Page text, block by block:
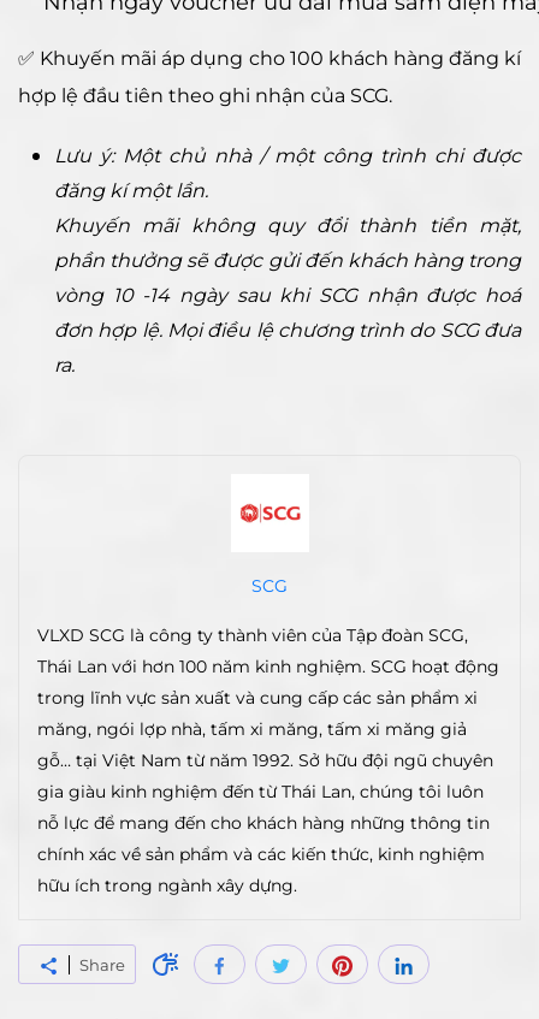
✅ Khuyến mãi áp dụng cho 100 khách hàng đăng kí
hợp lệ đầu tiên theo ghi nhận của SCG.
Lưu ý: Một chủ nhà / một công trình chi được
đăng kí một lần.
Khuyến mãi không quy đổi thành tiền mặt,
phần thưởng sẽ được gửi đến khách hàng trong
vòng 10 -14 ngày sau khi SCG nhận được hoá
đơn hợp lệ. Mọi điều lệ chương trình do SCG đưa
ra.
SCG
VLXD SCG là công ty thành viên của Tập đoàn SCG,
Thái Lan với hơn 100 năm kinh nghiệm. SCG hoạt động
trong lĩnh vực sản xuất và cung cấp các sản phẩm xi
măng, ngói lợp nhà, tấm xi măng, tấm xi măng giả
gỗ… tại Việt Nam từ năm 1992. Sở hữu đội ngũ chuyên
gia giàu kinh nghiệm đến từ Thái Lan, chúng tôi luôn
nỗ lực để mang đến cho khách hàng những thông tin
chính xác về sản phẩm và các kiến thức, kinh nghiệm
hữu ích trong ngành xây dựng.
Share